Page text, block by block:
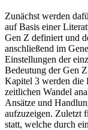
Zunächst werden
auf Basis einer
Gen Z definiert und
anschließend im
Einstellungen der
Bedeutung der Gen
Kapitel 3 werden die
zeitlichen Wandel
Ansätze und
aufzuzeigen. Zuletzt
statt, welche durch